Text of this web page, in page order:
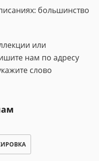
большинство
или
нам по адресу
слово